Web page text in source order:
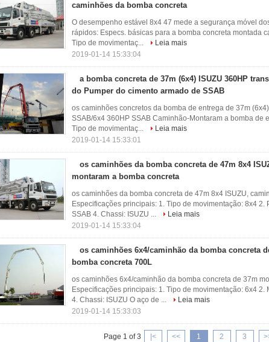
caminhões da bomba concreta
O desempenho estável 8x4 47 mede a segurança móvel
rápidos: Especs. básicas para a bomba concreta montada
Tipo de movimentaç...
Leia mais
2019-01-14 15:33:04
a bomba concreta de 37m (6x4) ISUZU 360HP
do Pumper do cimento armado de SSAB
os caminhões concretos da bomba de entrega de 37m
SSAB/6x4 360HP SSAB Caminhão-Montaram a bomba de
Tipo de movimentaç...
Leia mais
2019-01-14 15:33:01
os caminhões da bomba concreta de 47m 8x4
montaram a bomba concreta
os caminhões da bomba concreta de 47m 8x4 ISUZU,
Especificações principais: 1. Tipo de movimentação: 8x4 2.
SSAB 4. Chassi: ISUZU ...
Leia mais
2019-01-14 15:33:04
os caminhões 6x4/caminhão da bomba concreta
bomba concreta 700L
os caminhões 6x4/caminhão da bomba concreta de 37m
Especificações principais: 1. Tipo de movimentação: 6x4 2.
4. Chassi: ISUZU O aço de ...
Leia mais
2019-01-14 15:33:03
Page 1 of 3 |< << 1 2 3